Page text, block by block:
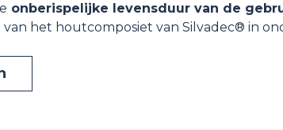
onberispelijke levensduur van de
het houtcomposiet van Silvadec® in